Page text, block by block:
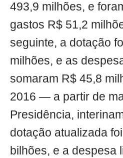
493,9 milhões, e
gastos R$ 51,2
seguinte, a dotação
milhões, e as
somaram R$ 45,8
2016 — a partir de
Presidência,
dotação atualizada
bilhões, e a despesa